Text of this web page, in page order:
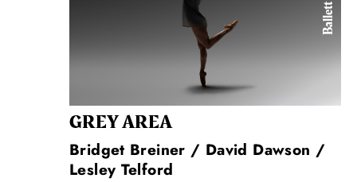
Ballett
GREY AREA
Bridget Breiner / David Dawson /
Lesley Telford